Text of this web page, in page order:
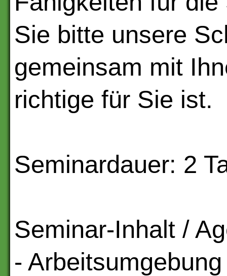
Sie bitte unsere
gemeinsam mit
richtige für Sie ist.
Seminardauer: 2
Seminar-Inhalt /
-